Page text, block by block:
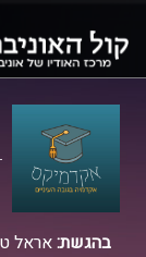
בהגשת:אראל